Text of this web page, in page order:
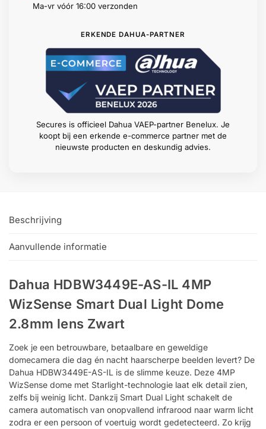
Ma-vr vóór 16:00 verzonden
ERKENDE DAHUA-PARTNER
Secures is officieel Dahua VAEP-partner Benelux. Je
koopt bij een erkende e-commerce partner met de
nieuwste producten en deskundig advies.
Beschrijving
Aanvullende informatie
Dahua HDBW3449E-AS-IL 4MP
WizSense Smart Dual Light Dome
2.8mm lens Zwart
Zoek je een betrouwbare, betaalbare en geweldige
domecamera die dag én nacht haarscherpe beelden levert? De
Dahua HDBW3449E-AS-IL is de slimme keuze. Deze 4MP
WizSense dome met Starlight-technologie laat elk detail zien,
zelfs bij weinig licht. Dankzij Smart Dual Light schakelt de
camera automatisch van onopvallend infrarood naar warm licht
zodra er een persoon of voertuig wordt gedetecteerd. Zo krijg